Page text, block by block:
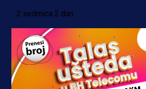
2 sedmica 2 dan